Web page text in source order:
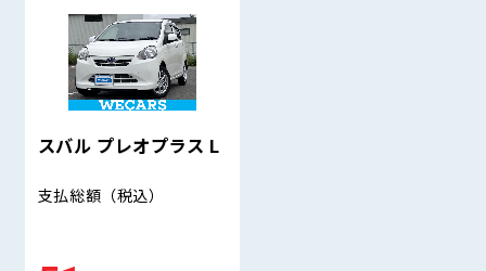
スバル プレオプラス L
支払総額 （税込）